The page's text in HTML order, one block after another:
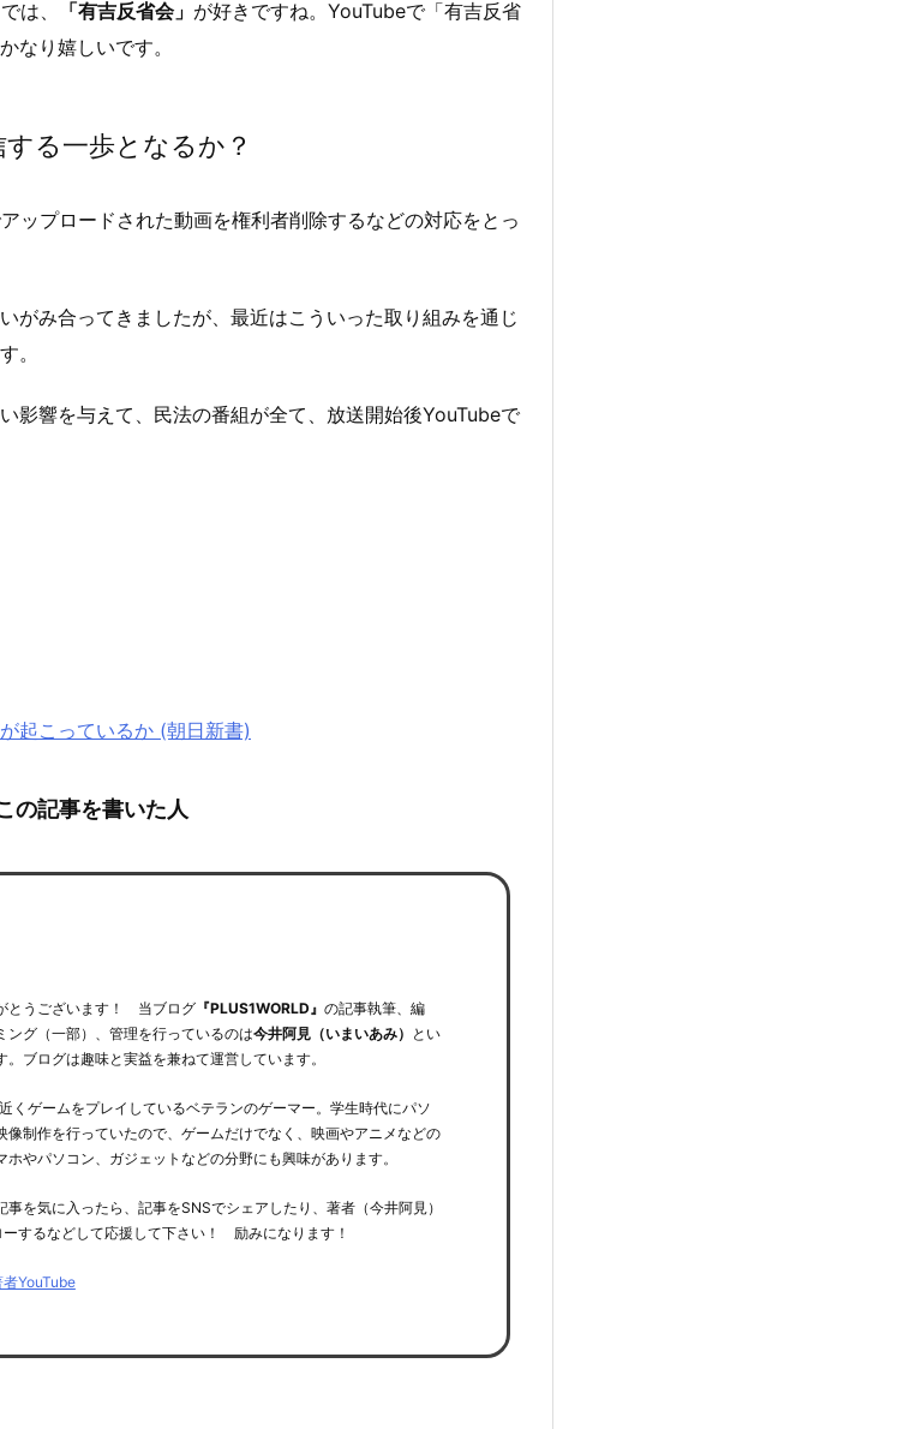
は、 「有吉反省会」 が好きですね。YouTubeで「有吉反省
なり嬉しいです。
る一歩となるか？
ップロードされた動画を権利者削除するなどの対応をとっ
がみ合ってきましたが、最近はこういった取り組みを通じ
。
影響を与えて、民法の番組が全て、放送開始後YouTubeで
起こっているか (朝日新書)
の記事を書いた人
とうございます！ 当ブログ『PLUS1WORLD』 の記事執筆、編
ング（一部）、管理を行っているのは今井阿見（いまいあみ） とい
。ブログは趣味と実益を兼ねて運営しています。
くゲームをプレイしているベテランのゲーマー。学生時代にパソ
像制作を行っていたので、ゲームだけでなく、映画やアニメなどの
やパソコン、ガジェットなどの分野にも興味があります。
事を気に入ったら、記事をSNSでシェアしたり、著者（今井阿見）
するなどして応援して下さい！ 励みになります！
者YouTube